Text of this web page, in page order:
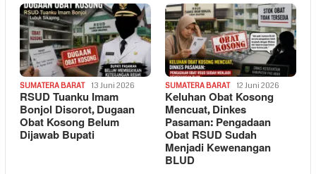
SUMATERA BARAT 13 Juni 2026
RSUD Tuanku Imam
Bonjol Disorot, Dugaan
Obat Kosong Belum
Dijawab Bupati
SUMATERA BARAT 12 Juni 2026
Keluhan Obat Kosong
Mencuat, Dinkes
Pasaman: Pengadaan
Obat RSUD Sudah
Menjadi Kewenangan
BLUD